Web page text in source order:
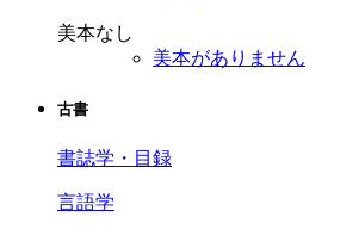
美本なし
美本がありません
古書
書誌学・目録
言語学